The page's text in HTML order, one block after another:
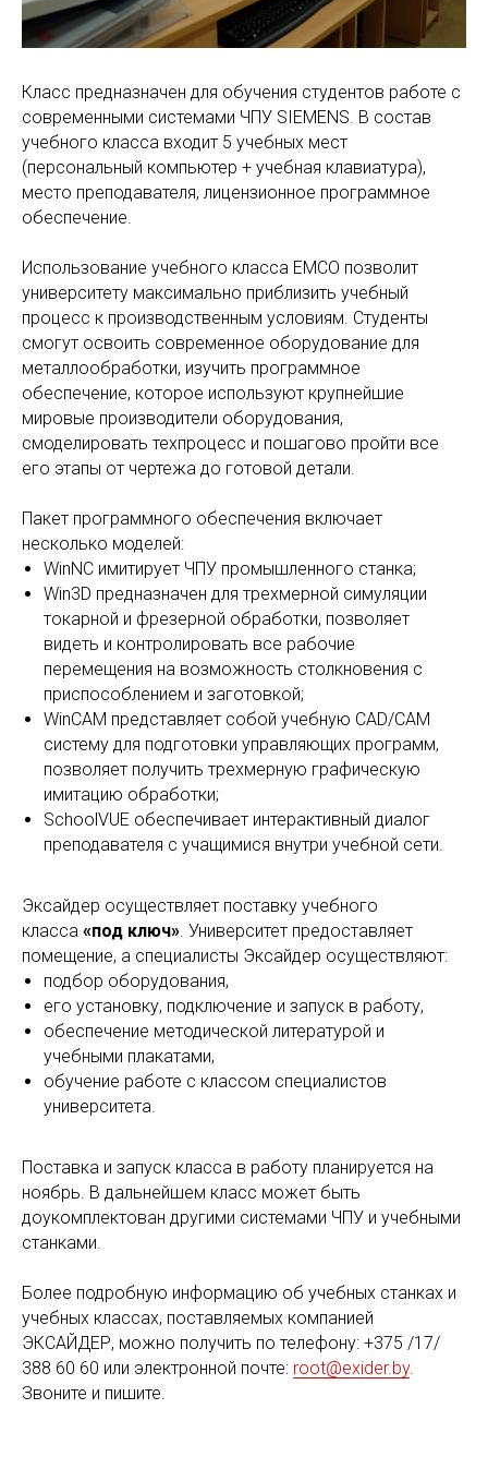
Класс предназначен для обучения студентов работе с
современными системами ЧПУ SIEMENS. В состав
учебного класса входит 5 учебных мест
(персональный компьютер + учебная клавиатура),
место преподавателя, лицензионное программное
обеспечение.
Использование учебного класса EMCO позволит
университету максимально приблизить учебный
процесс к производственным условиям. Студенты
смогут освоить современное оборудование для
металлообработки, изучить программное
обеспечение, которое используют крупнейшие
мировые производители оборудования,
смоделировать техпроцесс и пошагово пройти все
его этапы от чертежа до готовой детали.
Пакет программного обеспечения включает
несколько моделей:
WinNC имитирует ЧПУ промышленного станка;
Win3D предназначен для трехмерной симуляции
токарной и фрезерной обработки, позволяет
видеть и контролировать все рабочие
перемещения на возможность столкновения с
приспособлением и заготовкой;
WinCAM представляет собой учебную CAD/CAM
систему для подготовки управляющих программ,
позволяет получить трехмерную графическую
имитацию обработки;
SchoolVUE обеспечивает интерактивный диалог
преподавателя с учащимися внутри учебной сети.
Эксайдер осуществляет поставку учебного
класса «под ключ». Университет предоставляет
помещение, а специалисты Эксайдер осуществляют:
подбор оборудования,
его установку, подключение и запуск в работу,
обеспечение методической литературой и
учебными плакатами,
обучение работе с классом специалистов
университета.
Поставка и запуск класса в работу планируется на
ноябрь. В дальнейшем класс может быть
доукомплектован другими системами ЧПУ и учебными
станками.
Более подробную информацию об учебных станках и
учебных классах, поставляемых компанией
ЭКСАЙДЕР, можно получить по телефону: +375 /17/
388 60 60 или электронной почте: root@exider.by.
Звоните и пишите.